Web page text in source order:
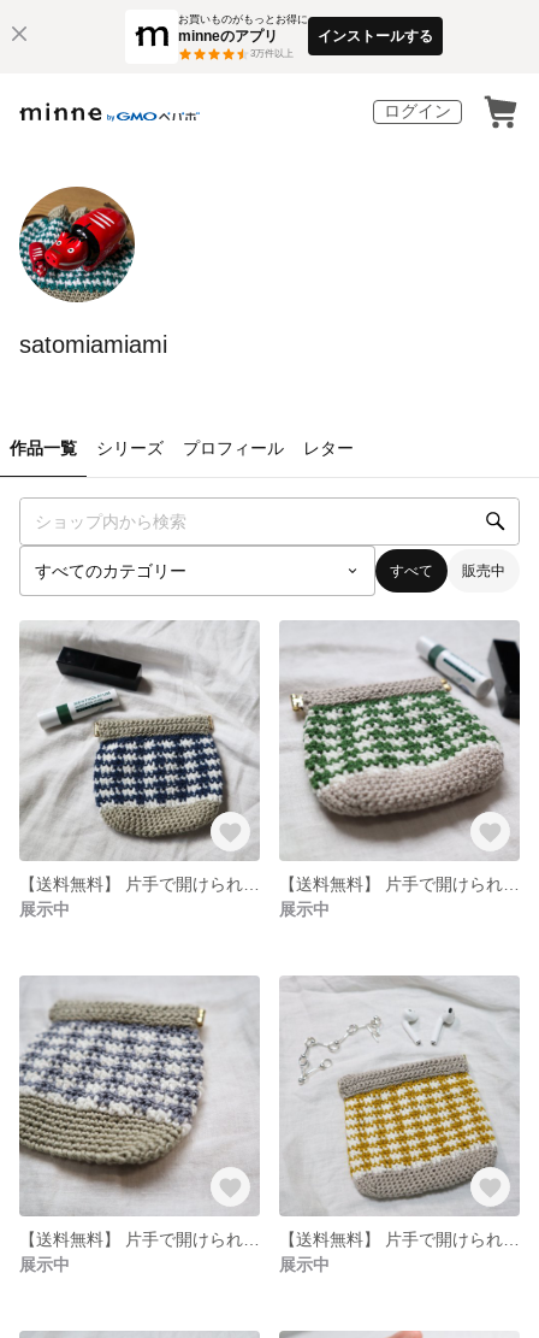
お買いものがもっとお得に
minneのアプリ
3万件以上
インストールする
ログイン
satomiamiami
作品一覧 シリーズ プロフィール レター
すべて 販売中
展示中
展示中
展示中
展示中